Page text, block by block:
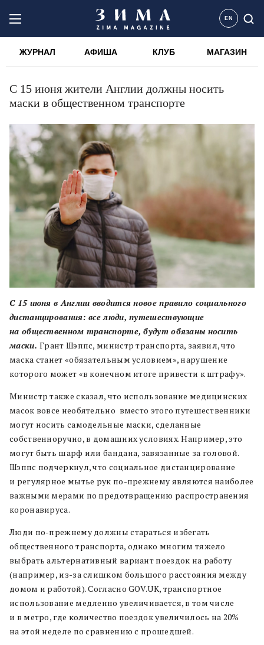
EN
ЖУРНАЛ АФИША КЛУБ МАГАЗИН
С 15 июня жители Англии должны носить
маски в общественном транспорте
С 15 июня в Англии вводится новое правило социального
дистанцирования: все люди, путешествующие
на общественном транспорте, будут обязаны носить
маски. Грант Шэппс, министр транспорта, заявил, что
маска станет «обязательным условием», нарушение
которого может «в конечном итоге привести к штрафу».
Министр также сказал, что использование медицинских
масок вовсе необятельно вместо этого путешественники
могут носить самодельные маски, сделанные
собственноручно, в домашних условиях. Например, это
могут быть шарф или бандана, завязанные за головой.
Шэппс подчеркнул, что социальное дистанцирование
и регулярное мытье рук по-прежнему являются наиболее
важными мерами по предотвращению распространения
коронавируса.
Люди по-прежнему должны стараться избегать
общественного транспорта, однако многим тяжело
выбрать альтернативный вариант поездок на работу
(например, из-за слишком большого расстояния между
домом и работой). Согласно GOV.UK, транспортное
использование медленно увеличивается, в том числе
и в метро, где количество поездок увеличилось на 20%
на этой неделе по сравнению с прошедшей.